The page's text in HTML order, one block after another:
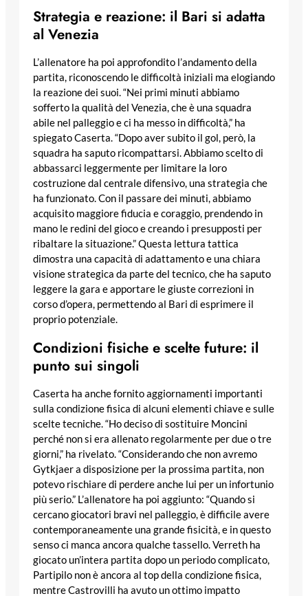
Strategia e reazione: il Bari si adatta
al Venezia
L’allenatore ha poi approfondito l’andamento della
partita, riconoscendo le difficoltà iniziali ma elogiando
la reazione dei suoi. “Nei primi minuti abbiamo
sofferto la qualità del Venezia, che è una squadra
abile nel palleggio e ci ha messo in difficoltà,” ha
spiegato Caserta. “Dopo aver subito il gol, però, la
squadra ha saputo ricompattarsi. Abbiamo scelto di
abbassarci leggermente per limitare la loro
costruzione dal centrale difensivo, una strategia che
ha funzionato. Con il passare dei minuti, abbiamo
acquisito maggiore fiducia e coraggio, prendendo in
mano le redini del gioco e creando i presupposti per
ribaltare la situazione.” Questa lettura tattica
dimostra una capacità di adattamento e una chiara
visione strategica da parte del tecnico, che ha saputo
leggere la gara e apportare le giuste correzioni in
corso d’opera, permettendo al Bari di esprimere il
proprio potenziale.
Condizioni fisiche e scelte future: il
punto sui singoli
Caserta ha anche fornito aggiornamenti importanti
sulla condizione fisica di alcuni elementi chiave e sulle
scelte tecniche. “Ho deciso di sostituire Moncini
perché non si era allenato regolarmente per due o tre
giorni,” ha rivelato. “Considerando che non avremo
Gytkjaer a disposizione per la prossima partita, non
potevo rischiare di perdere anche lui per un infortunio
più serio.” L’allenatore ha poi aggiunto: “Quando si
cercano giocatori bravi nel palleggio, è difficile avere
contemporaneamente una grande fisicità, e in questo
senso ci manca ancora qualche tassello. Verreth ha
giocato un’intera partita dopo un periodo complicato,
Partipilo non è ancora al top della condizione fisica,
mentre Castrovilli ha avuto un ottimo impatto